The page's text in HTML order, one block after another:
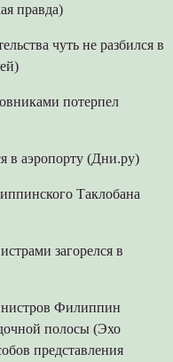
правда)
чуть не разбился в
потерпел
в аэропорту (Дни.ру)
Таклобана
загорелся в
Филиппин
полосы (Эхо
представления